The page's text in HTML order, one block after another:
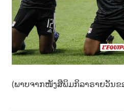
(ພາບຈາກໜັງສືພິມກິລາຣາຍວັນຂ